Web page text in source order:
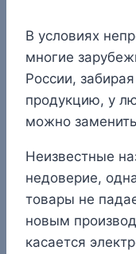
В условиях
многие
России,
продукцию, у
можно
Неизвестные
недоверие,
товары не
новым
касается